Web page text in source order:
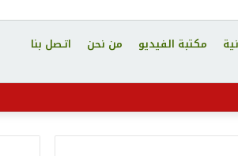
مكتبة الفيديو من نحن اتـصل بنا